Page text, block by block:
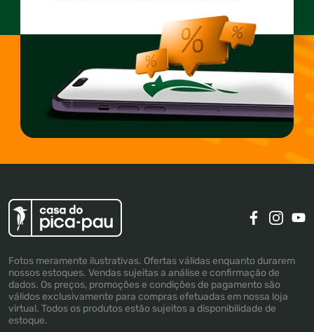
Fotos meramente ilustrativas. Ofertas válidas enquanto durarem
nossos estoques. Vendas sujeitas a análise e confirmação de
dados. Os preços, promoções e condições de pagamento são
válidos exclusivamente para compras efetuadas em nossa loja
virtual. Todos os produtos estão sujeitos a disponibilidade de
estoque.